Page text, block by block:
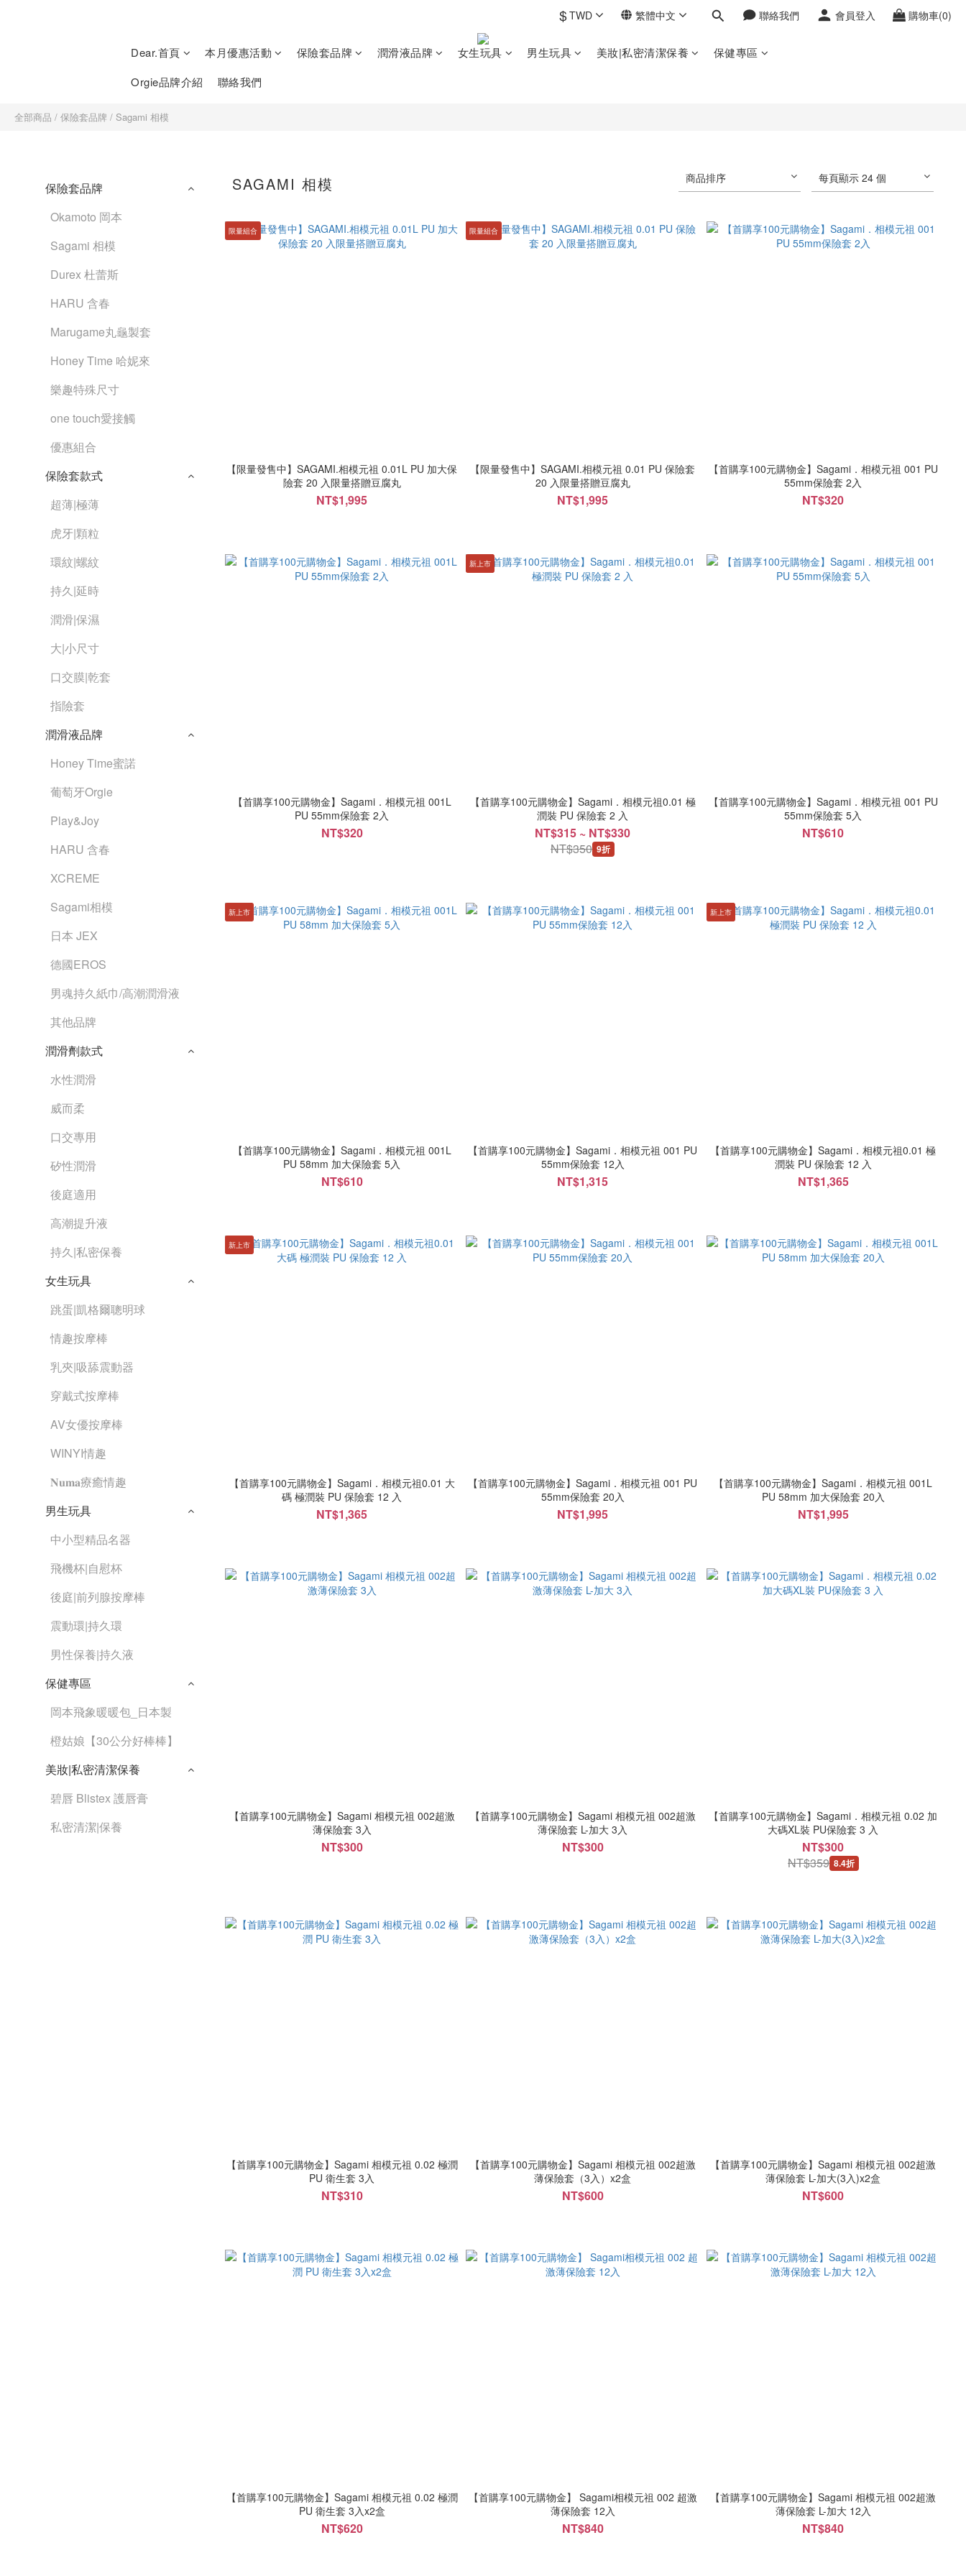
$TWD 繁體中文 聯絡我們 會員登入 購物車(0)
Dear.首頁 本月優惠活動 保險套品牌 潤滑液品牌 女生玩具 男生玩具 美妝|私密清潔保養
保健專區
Orgie品牌介紹
聯絡我們
全部商品 / 保險套品牌 / Sagami 相模
保險套品牌
Okamoto 岡本
Sagami 相模
Durex 杜蕾斯
HARU 含春
Marugame丸龜製套
Honey Time 哈妮來
樂趣特殊尺寸
one touch愛接觸
優惠組合
保險套款式
超薄|極薄
虎牙|顆粒
環紋|螺紋
持久|延時
潤滑|保濕
大|小尺寸
口交膜|乾套
指險套
潤滑液品牌
Honey Time蜜諾
葡萄牙Orgie
Play&Joy
HARU 含春
XCREME
Sagami相模
日本 JEX
德國EROS
男魂持久紙巾/高潮潤滑液
其他品牌
潤滑劑款式
水性潤滑
威而柔
口交專用
矽性潤滑
後庭適用
高潮提升液
持久|私密保養
女生玩具
跳蛋|凱格爾聰明球
情趣按摩棒
乳夾|吸舔震動器
穿戴式按摩棒
AV女優按摩棒
WINYI情趣
𝐍𝐮𝐦𝐚療癒情趣
男生玩具
中小型精品名器
飛機杯|自慰杯
後庭|前列腺按摩棒
震動環|持久環
男性保養|持久液
保健專區
岡本飛象暖暖包_日本製
橙姑娘【30公分好棒棒】
美妝|私密清潔保養
碧唇 Blistex 護唇膏
私密清潔|保養
SAGAMI 相模 商品排序 每頁顯示 24 個
限量組合
【限量發售中】SAGAMI.相模元祖 0.01L PU 加大保
險套 20 入限量搭贈豆腐丸
NT$1,995
限量組合
【限量發售中】SAGAMI.相模元祖 0.01 PU 保險套
20 入限量搭贈豆腐丸
NT$1,995
【首購享100元購物金】Sagami．相模元祖 001 PU
55mm保險套 2入
NT$320
【首購享100元購物金】Sagami．相模元祖 001L
PU 55mm保險套 2入
NT$320
新上市
【首購享100元購物金】Sagami．相模元祖0.01 極
潤裝 PU 保險套 2 入
NT$315 ~ NT$330
NT$350 9折
【首購享100元購物金】Sagami．相模元祖 001 PU
55mm保險套 5入
NT$610
新上市
【首購享100元購物金】Sagami．相模元祖 001L
PU 58mm 加大保險套 5入
NT$610
【首購享100元購物金】Sagami．相模元祖 001 PU
55mm保險套 12入
NT$1,315
新上市
【首購享100元購物金】Sagami．相模元祖0.01 極
潤裝 PU 保險套 12 入
NT$1,365
新上市
【首購享100元購物金】Sagami．相模元祖0.01 大
碼 極潤裝 PU 保險套 12 入
NT$1,365
【首購享100元購物金】Sagami．相模元祖 001 PU
55mm保險套 20入
NT$1,995
【首購享100元購物金】Sagami．相模元祖 001L
PU 58mm 加大保險套 20入
NT$1,995
【首購享100元購物金】Sagami 相模元祖 002超激
薄保險套 3入
NT$300
【首購享100元購物金】Sagami 相模元祖 002超激
薄保險套 L-加大 3入
NT$300
【首購享100元購物金】Sagami．相模元祖 0.02 加
大碼XL裝 PU保險套 3 入
NT$300
NT$359 8.4折
【首購享100元購物金】Sagami 相模元祖 0.02 極潤
PU 衛生套 3入
NT$310
【首購享100元購物金】Sagami 相模元祖 002超激
薄保險套（3入）x2盒
NT$600
【首購享100元購物金】Sagami 相模元祖 002超激
薄保險套 L-加大(3入)x2盒
NT$600
【首購享100元購物金】Sagami 相模元祖 0.02 極潤
PU 衛生套 3入x2盒
NT$620
【首購享100元購物金】 Sagami相模元祖 002 超激
薄保險套 12入
NT$840
【首購享100元購物金】Sagami 相模元祖 002超激
薄保險套 L-加大 12入
NT$840